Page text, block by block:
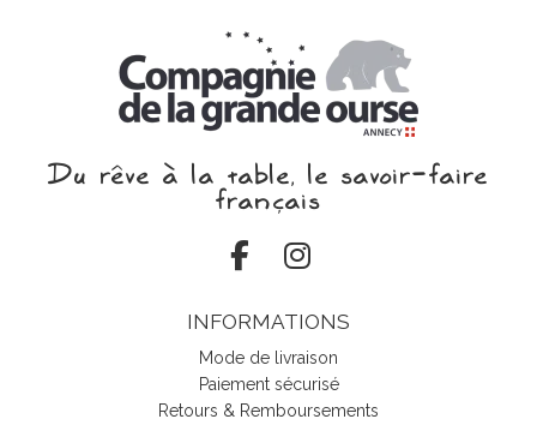
Du rêve à la table, le savoir‑faire
français
INFORMATIONS
Mode de livraison
Paiement sécurisé
Retours & Remboursements